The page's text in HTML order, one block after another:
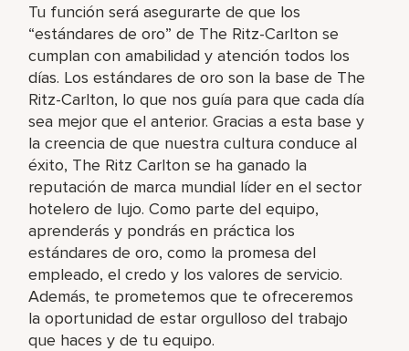
Tu función será asegurarte de que los
“estándares de oro” de The Ritz-Carlton se
cumplan con amabilidad y atención todos los
días. Los estándares de oro son la base de The
Ritz-Carlton, lo que nos guía para que cada día
sea mejor que el anterior. Gracias a esta base y
la creencia de que nuestra cultura conduce al
éxito, The Ritz Carlton se ha ganado la
reputación de marca mundial líder en el sector
hotelero de lujo. Como parte del equipo,
aprenderás y pondrás en práctica los
estándares de oro, como la promesa del
empleado, el credo y los valores de servicio.
Además, te prometemos que te ofreceremos
la oportunidad de estar orgulloso del trabajo
que haces y de tu equipo.